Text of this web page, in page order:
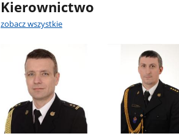
Kierownictwo
zobacz wszystkie